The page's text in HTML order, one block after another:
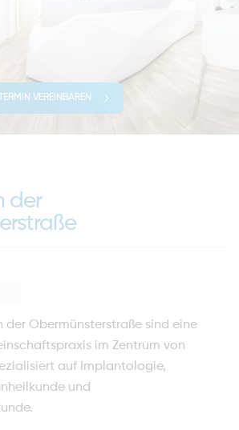
VEREINBAREN
der
der Obermünsterstraße sind eine
im Zentrum von
auf Implantologie,
und